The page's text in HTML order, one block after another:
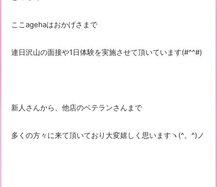
ここagehaはおかげさまで
連日沢山の面接や1日体験を実施させて頂いています(#^^#)
新人さんから、他店のベテランさんまで
多くの方々に来て頂いており大変嬉しく思いますヽ(^。^)ノ